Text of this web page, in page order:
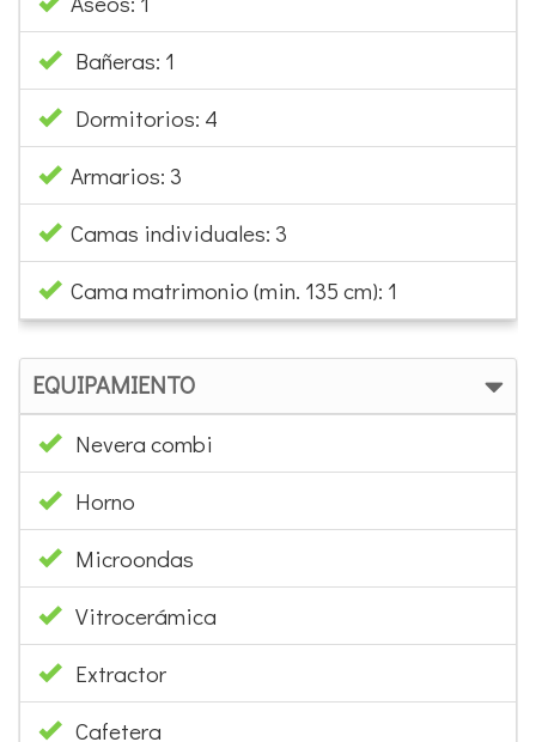
Parking
CARACTERÍSTICAS VIVIENDA
Metros hasta la playa: 900
Salón comedor
Cocina independiente
Baños: 1
Aseos: 1
Bañeras: 1
Dormitorios: 4
Armarios: 3
Camas individuales: 3
Cama matrimonio (min. 135 cm): 1